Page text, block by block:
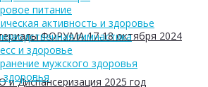
ФОРУМА 17-18 октября 2024
и Диспансеризация 2025 год
питание
активность и здоровье
гимнастика
и здоровье
мужского здоровья